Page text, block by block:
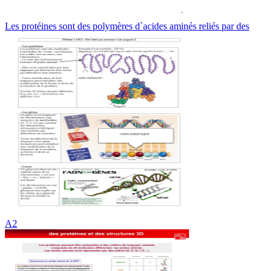
Les protéines sont des polymères d`acides aminés reliés par des
A2